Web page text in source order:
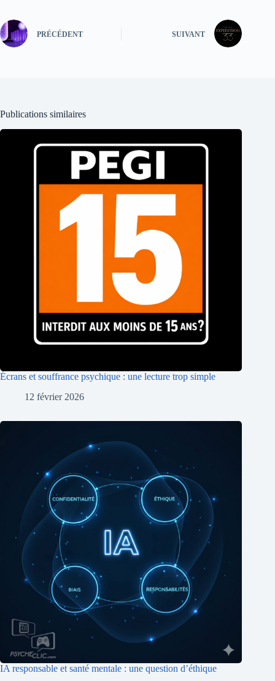
PRÉCÉDENT SUIVANT
Publications similaires
Écrans et souffrance psychique : une lecture trop simple
12 février 2026
IA responsable et santé mentale : une question d’éthique